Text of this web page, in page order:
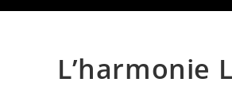
L’harmonie